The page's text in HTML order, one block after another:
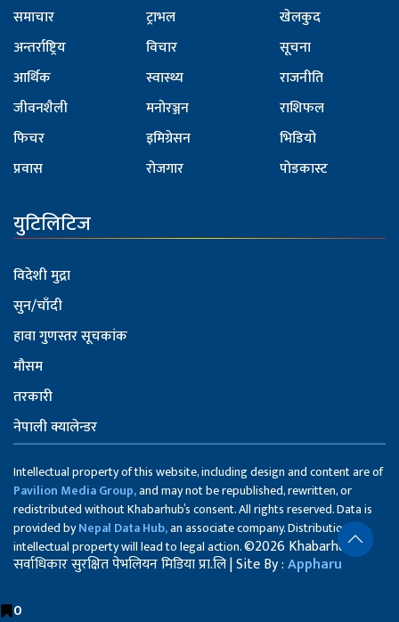
समाचार
अन्तर्राष्ट्रिय
आर्थिक
जीवनशैली
फिचर
प्रवास
ट्राभल
विचार
स्वास्थ्य
मनोरञ्जन
इमिग्रेसन
रोजगार
खेलकुद
सूचना
राजनीति
राशिफल
भिडियो
पोडकास्ट
युटिलिटिज
विदेशी मुद्रा
सुन/चाँदी
हावा गुणस्तर सूचकांक
मौसम
तरकारी
नेपाली क्यालेन्डर
Intellectual property of this website, including design and content are of
Pavilion Media Group,and may not be republished, rewritten, or
redistributed without Khabarhub’s consent. All rights reserved. Data is
provided byNepal Data Hub,an associate company. Distribution of
intellectual property will lead to legal action.©2026 Khabarhub
सर्वाधिकार सुरक्षित पेभलियन मिडिया प्रा.लि | Site By :Appharu
0